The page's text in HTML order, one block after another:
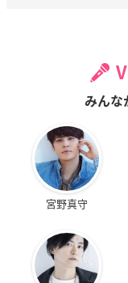
みんな
宮野真守